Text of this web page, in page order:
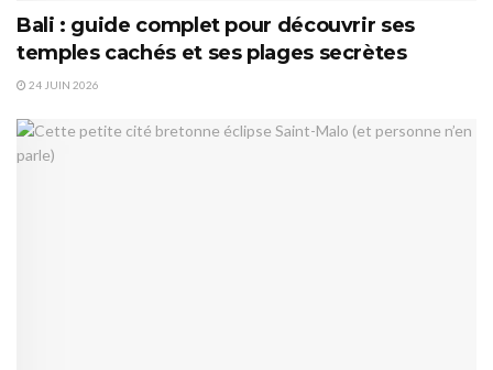
Bali : guide complet pour découvrir ses
temples cachés et ses plages secrètes
24 JUIN 2026